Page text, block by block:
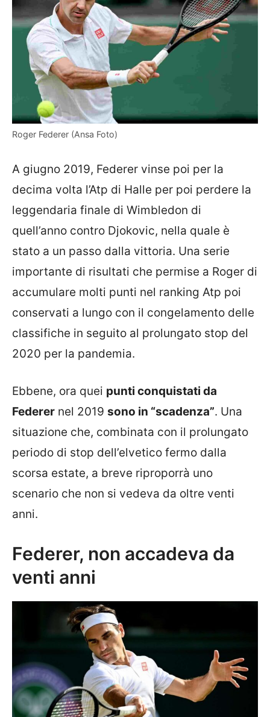
Roger Federer (Ansa Foto)
A giugno 2019, Federer vinse poi per la
decima volta l’Atp di Halle per poi perdere la
leggendaria finale di Wimbledon di
quell’anno contro Djokovic, nella quale è
stato a un passo dalla vittoria. Una serie
importante di risultati che permise a Roger di
accumulare molti punti nel ranking Atp poi
conservati a lungo con il congelamento delle
classifiche in seguito al prolungato stop del
2020 per la pandemia.
Ebbene, ora quei punti conquistati da
Federer nel 2019 sono in “scadenza”. Una
situazione che, combinata con il prolungato
periodo di stop dell’elvetico fermo dalla
scorsa estate, a breve riproporrà uno
scenario che non si vedeva da oltre venti
anni.
Federer, non accadeva da
venti anni